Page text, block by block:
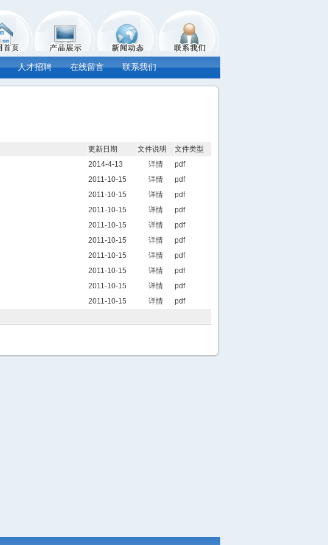
人才招聘 在线留言 联系我们
更新日期 文件说明
文件类型
2014-4-13 详情
pdf
2011-10-15 详情
pdf
2011-10-15 详情
pdf
2011-10-15 详情
pdf
2011-10-15 详情
pdf
2011-10-15 详情
pdf
2011-10-15 详情
pdf
2011-10-15 详情
pdf
2011-10-15 详情
pdf
2011-10-15 详情 pdf